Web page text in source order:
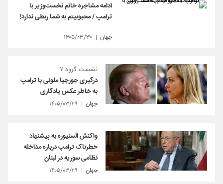
ادامه مشاجره خانم نخست‌وزیر با
ترامپ / محبوبیتم به شما ربطی ندارد!
جهان ۱۴۰۵/۰۳/۳۰
نشست گروه ۷
درگیری جورجیا ملونی با ترامپ
به خاطر عکس یادگاری
جهان ۱۴۰۵/۰۳/۲۹
واکنش السنیوره به پیشنهاد
خطرناک ترامپ درباره مداخله
نظامی سوریه در لبنان
جهان ۱۴۰۵/۰۳/۲۹